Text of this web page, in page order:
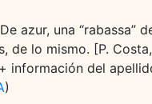
De azur, una “rabassa”
de lo mismo. [P.
información del
)